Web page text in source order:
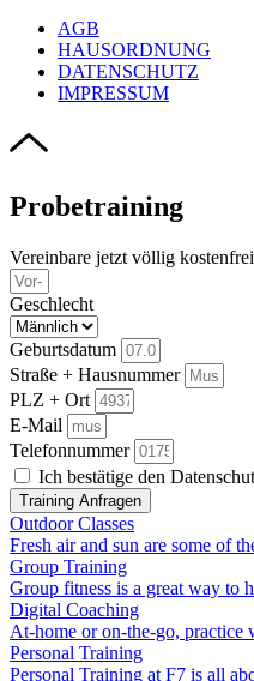
AGB
HAUSORDNUNG
DATENSCHUTZ
IMPRESSUM
Probetraining
Vereinbare jetzt völlig
Geschlecht
Geburtsdatum
Straße + Hausnummer
PLZ + Ort
E-Mail
Telefonnummer
Ich bestätige den
Training Anfragen
Outdoor Classes
Fresh air and sun are some of
Group Training
Group fitness is a great way to
Digital Coaching
At-home or on-the-go, practice
Personal Training
Personal Training at F7 is all